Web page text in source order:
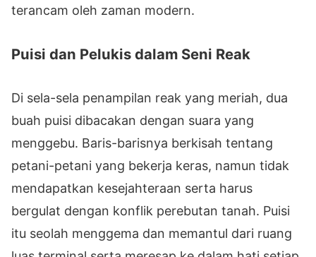
terancam oleh zaman modern.
Puisi dan Pelukis dalam Seni Reak
Di sela-sela penampilan reak yang meriah, dua
buah puisi dibacakan dengan suara yang
menggebu. Baris-barisnya berkisah tentang
petani-petani yang bekerja keras, namun tidak
mendapatkan kesejahteraan serta harus
bergulat dengan konflik perebutan tanah. Puisi
itu seolah menggema dan memantul dari ruang